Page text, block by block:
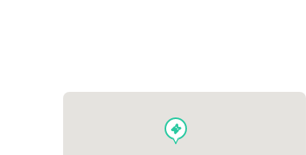
events